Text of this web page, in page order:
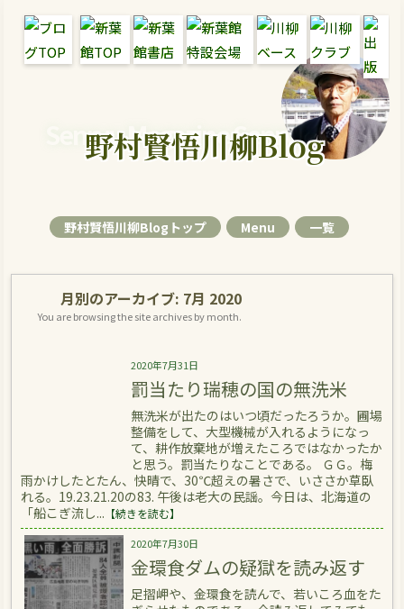
Senryu Magazine Senryu Blog
野村賢悟川柳Blog
野村賢悟川柳Blogトップ Menu 一覧
月別のアーカイブ: 7月 2020
You are browsing the site archives by month.
2020年7月31日
罰当たり瑞穂の国の無洗米
無洗米が出たのはいつ頃だったろうか。圃場
整備をして、大型機械が入れるようになっ
て、耕作放棄地が増えたころではなかったか
と思う。罰当たりなことである。 ＧＧ。梅
雨かけしたとたん、快晴で、30℃超えの暑さで、いささか草臥
れる。19.23.21.20の83. 午後は老大の民謡。今日は、北海道の
「船こぎ流し... 【続きを読む】
2020年7月30日
金環食ダムの疑獄を読み返す
足摺岬や、金環食を読んで、若いころ血をた